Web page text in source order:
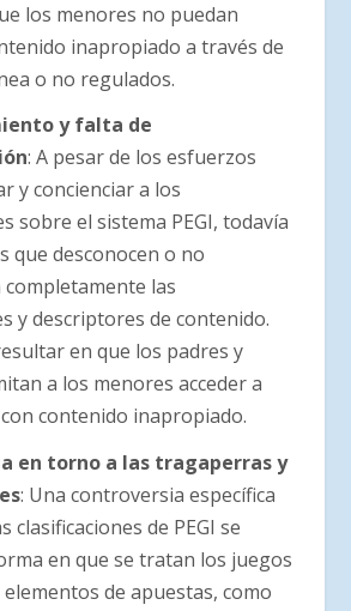
los menores no puedan
inapropiado a través de
o no regulados.
y falta de
: A pesar de los esfuerzos
y concienciar a los
sobre el sistema PEGI, todavía
que desconocen o no
las
y descriptores de contenido.
en que los padres y
a los menores acceder a
contenido inapropiado.
en torno a las tragaperras y
: Una controversia específica
clasificaciones de PEGI se
en que se tratan los juegos
de apuestas, como